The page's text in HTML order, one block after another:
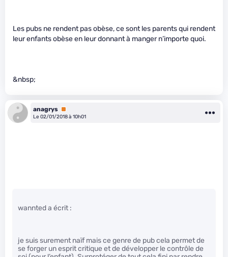
Les pubs ne rendent pas obèse, ce sont les parents qui rendent
leur enfants obèse en leur donnant à manger n’importe quoi.
&nbsp;
anagrys Premium
Le 02/01/2018 à 10h01
wannted a écrit :
je suis surement naïf mais ce genre de pub cela permet de
se forger un esprit critique et de développer le contrôle de